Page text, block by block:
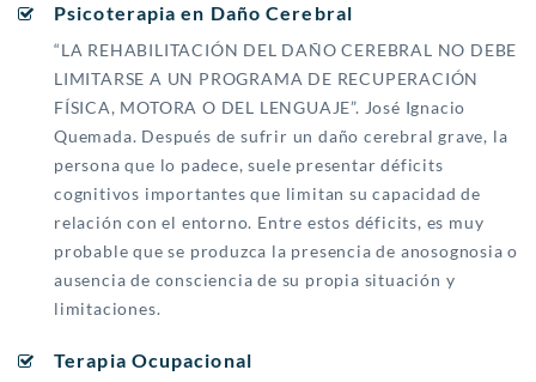
Psicoterapia en Daño Cerebral
“LA REHABILITACIÓN DEL DAÑO CEREBRAL NO DEBE
LIMITARSE A UN PROGRAMA DE RECUPERACIÓN
FÍSICA, MOTORA O DEL LENGUAJE”. José Ignacio
Quemada. Después de sufrir un daño cerebral grave, la
persona que lo padece, suele presentar déficits
cognitivos importantes que limitan su capacidad de
relación con el entorno. Entre estos déficits, es muy
probable que se produzca la presencia de anosognosia o
ausencia de consciencia de su propia situación y
limitaciones.
Terapia Ocupacional